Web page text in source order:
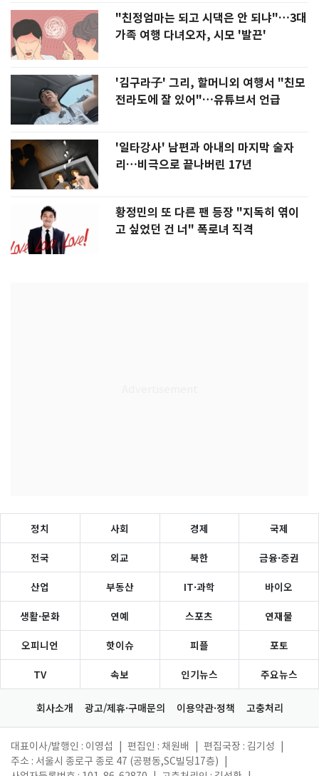
"친정엄마는 되고 시댁은 안 되냐"…3대
가족 여행 다녀오자, 시모 '발끈'
'김구라子' 그리, 할머니외 여행서 "친모
전라도에 잘 있어"…유튜브서 언급
'일타강사' 남편과 아내의 마지막 술자
리…비극으로 끝나버린 17년
황정민의 또 다른 팬 등장 "지독히 엮이
고 싶었던 건 너" 폭로녀 직격
정치 사회 경제 국제
전국 외교 북한 금융·증권
산업 부동산 IT·과학 바이오
생활·문화 연예 스포츠 연재물
오피니언 핫이슈 피플 포토
TV 속보 인기뉴스 주요뉴스
회사소개 광고/제휴·구매문의 이용약관·정책 고충처리
대표이사/발행인 : 이영섭 편집인 : 채원배 편집국장 : 김기성
주소 : 서울시 종로구 종로 47 (공평동,SC빌딩17층)